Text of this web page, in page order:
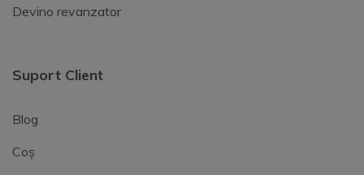
Devino revanzator
Suport Client
Blog
Coș